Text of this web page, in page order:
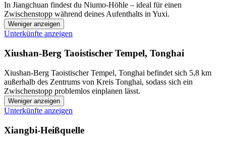
In Jiangchuan findest du Niumo-Höhle – ideal für einen
Zwischenstopp während deines Aufenthalts in Yuxi.
Weniger anzeigen
Unterkünfte anzeigen
Xiushan-Berg Taoistischer Tempel, Tonghai
Xiushan-Berg Taoistischer Tempel, Tonghai befindet sich 5,8 km
außerhalb des Zentrums von Kreis Tonghai, sodass sich ein
Zwischenstopp problemlos einplanen lässt.
Weniger anzeigen
Unterkünfte anzeigen
Xiangbi-Heißquelle